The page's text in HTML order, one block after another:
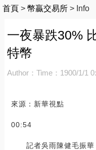
首頁 > 幣贏交易所 > Info
一夜暴跌30%
特幣
Author： Time：1900/1/1
來源：新華視點
00:54
記者吳雨陳健毛振華